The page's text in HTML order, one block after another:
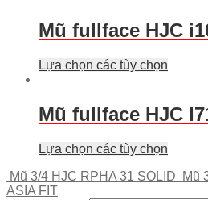
Mũ fullface HJC
Lựa chọn các tùy chọn
Mũ fullface HJC
Lựa chọn các tùy chọn
Mũ 3/4 HJC RPHA 31 SOLID
Mũ
ASIA FIT